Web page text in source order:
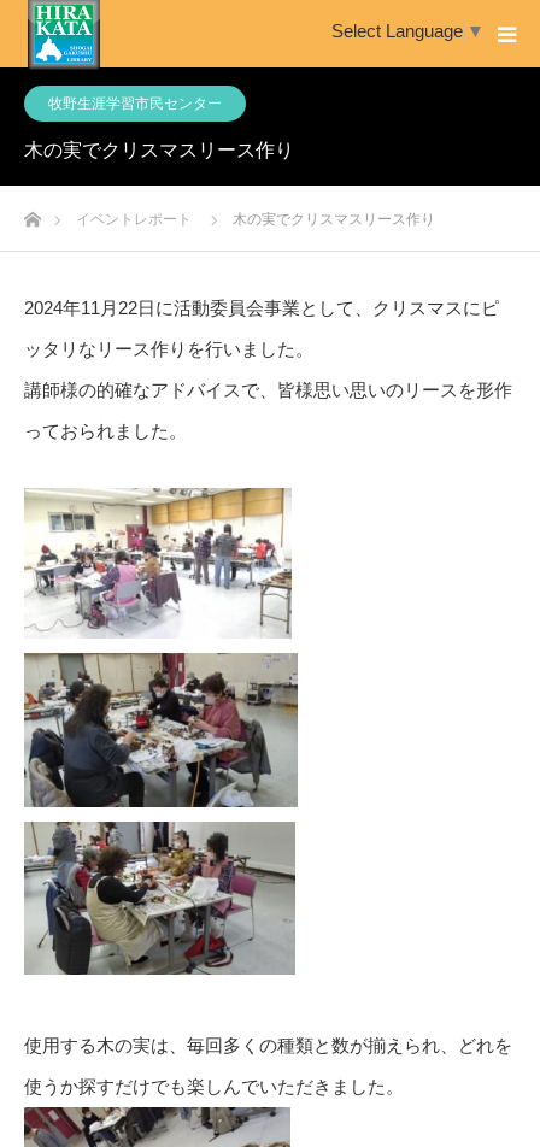
Select Language ▼
牧野生涯学習市民センター
木の実でクリスマスリース作り
ホームイベントレポート 木の実でクリスマスリース作り
2024年11月22日に活動委員会事業として、クリスマスにピ
ッタリなリース作りを行いました。
講師様の的確なアドバイスで、皆様思い思いのリースを形作
っておられました。
使用する木の実は、毎回多くの種類と数が揃えられ、どれを
使うか探すだけでも楽しんでいただきました。